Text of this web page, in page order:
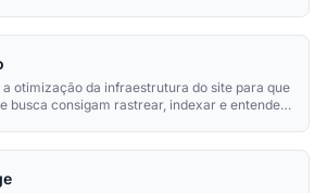
a otimização da infraestrutura do site para que
busca consigam rastrear, indexar e entender